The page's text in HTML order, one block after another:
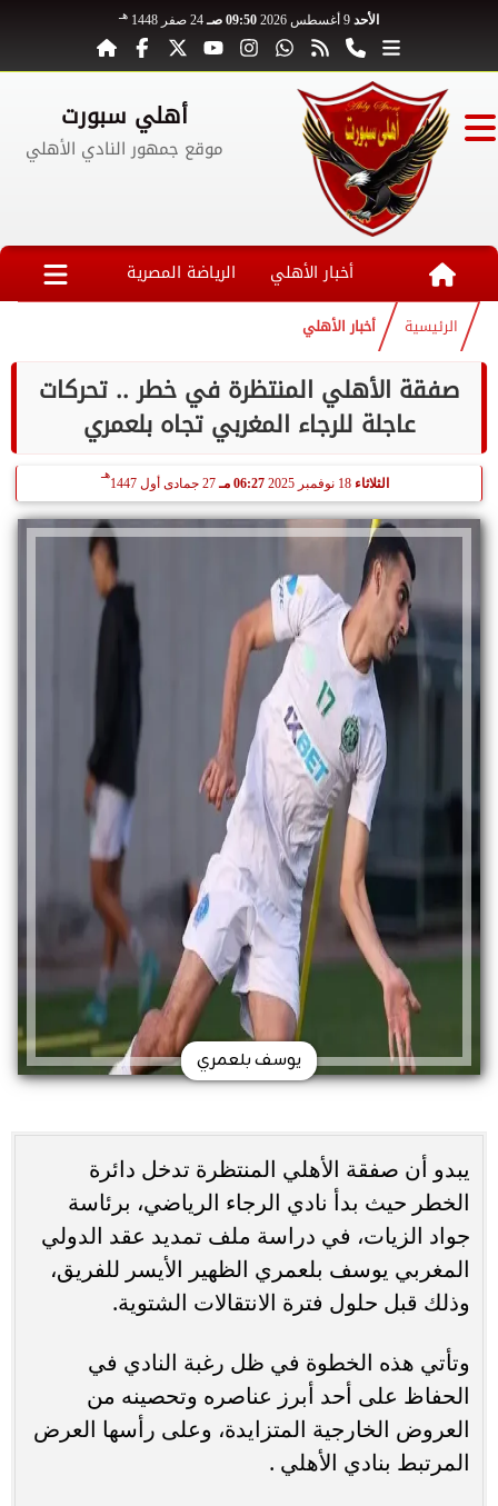
الأحد 09:50 صـ 24 صفر 1448 هـ
أهلي سبورت
موقع جمهور النادي الأهلي
أخبار الأهلي الرياضة المصرية
الرئيسية أخبار الأهلي
صفقة الأهلي المنتظرة في خطر .. تحركات
عاجلة للرجاء المغربي تجاه بلعمري
الثلاثاء 18 نوفمبر 2025 06:27 مـ 27 جمادى أول 1447
هـ
يوسف بلعمري
يبدو أن صفقة الأهلي المنتظرة تدخل دائرة
الخطر حيث بدأ نادي الرجاء الرياضي، برئاسة
جواد الزيات، في دراسة ملف تمديد عقد الدولي
المغربي يوسف بلعمري الظهير الأيسر للفريق،
وذلك قبل حلول فترة الانتقالات الشتوية.
وتأتي هذه الخطوة في ظل رغبة النادي في
الحفاظ على أحد أبرز عناصره وتحصينه من
العروض الخارجية المتزايدة، وعلى رأسها العرض
المرتبط بنادي الأهلي .